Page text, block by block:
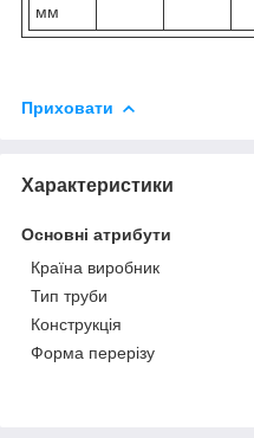
мм
Приховати
Характеристики
Основні атрибути
Країна виробник
Тип труби
Конструкція
Форма перерізу